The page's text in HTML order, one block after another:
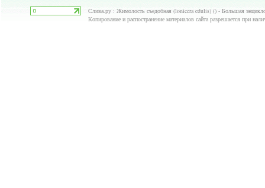
Слива.ру : Жимолость съедобная (lonicera edulis) () - Большая
Копирование и распостранение материалов сайта разрешается при